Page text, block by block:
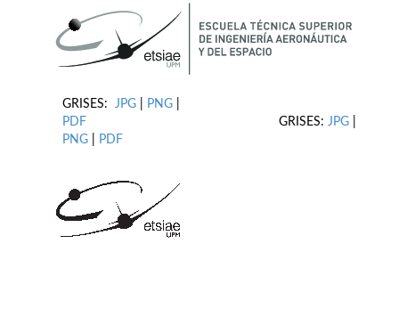
GRISES: JPG PNG
PDF GRISES: JPG
PNG
PDF